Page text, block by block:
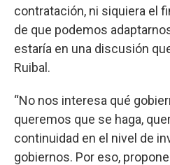
contratación, ni siquiera el
de que podemos
estaría en una discusión
Ruibal.
“No nos interesa qué
queremos que se haga,
continuidad en el nivel de
gobiernos. Por eso,